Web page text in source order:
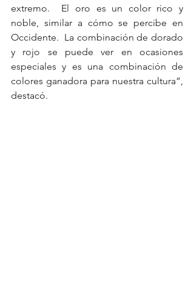
extremo.  El oro es un color rico y
noble, similar a cómo se percibe en
Occidente.  La combinación de dorado
y rojo se puede ver en ocasiones
especiales y es una combinación de
colores ganadora para nuestra cultura”,
destacó.